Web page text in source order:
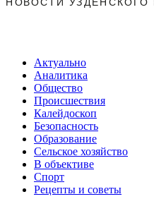
Актуально
Аналитика
Общество
Происшествия
Калейдоскоп
Безопасность
Образование
Сельское хозяйство
В объективе
Спорт
Рецепты и советы